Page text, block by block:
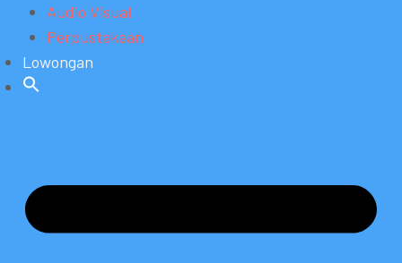
Audio Visual
Perpustakaan
Lowongan
Search